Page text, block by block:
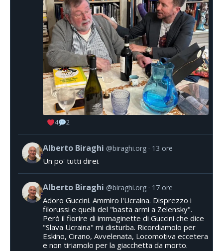
4 2
Alberto Biraghi @biraghi.org 13 ore
Un po' tutti direi.
Alberto Biraghi @biraghi.org 17 ore
Adoro Guccini. Ammiro l'Ucraina. Disprezzo i
filorussi e quelli del "basta armi a Zelensky".
Però il fiorire di immaginette di Guccini che dice
"Slava Ucraina" mi disturba. Ricordiamolo per
Eskino, Cirano, Avvelenata, Locomotiva eccetera
e non tiriamolo per la giacchetta da morto.